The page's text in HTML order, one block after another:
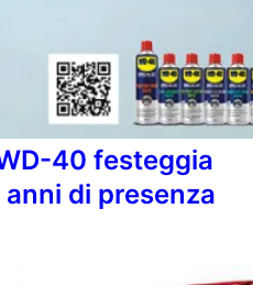
40 festeggia
di presenza